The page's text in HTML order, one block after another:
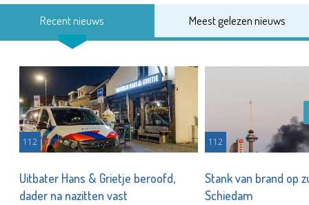
Recent nieuws Meest gelezen nieuws
112
Uitbater Hans & Grietje beroofd,
dader na nazitten vast
112
Stank van brand op
Schiedam